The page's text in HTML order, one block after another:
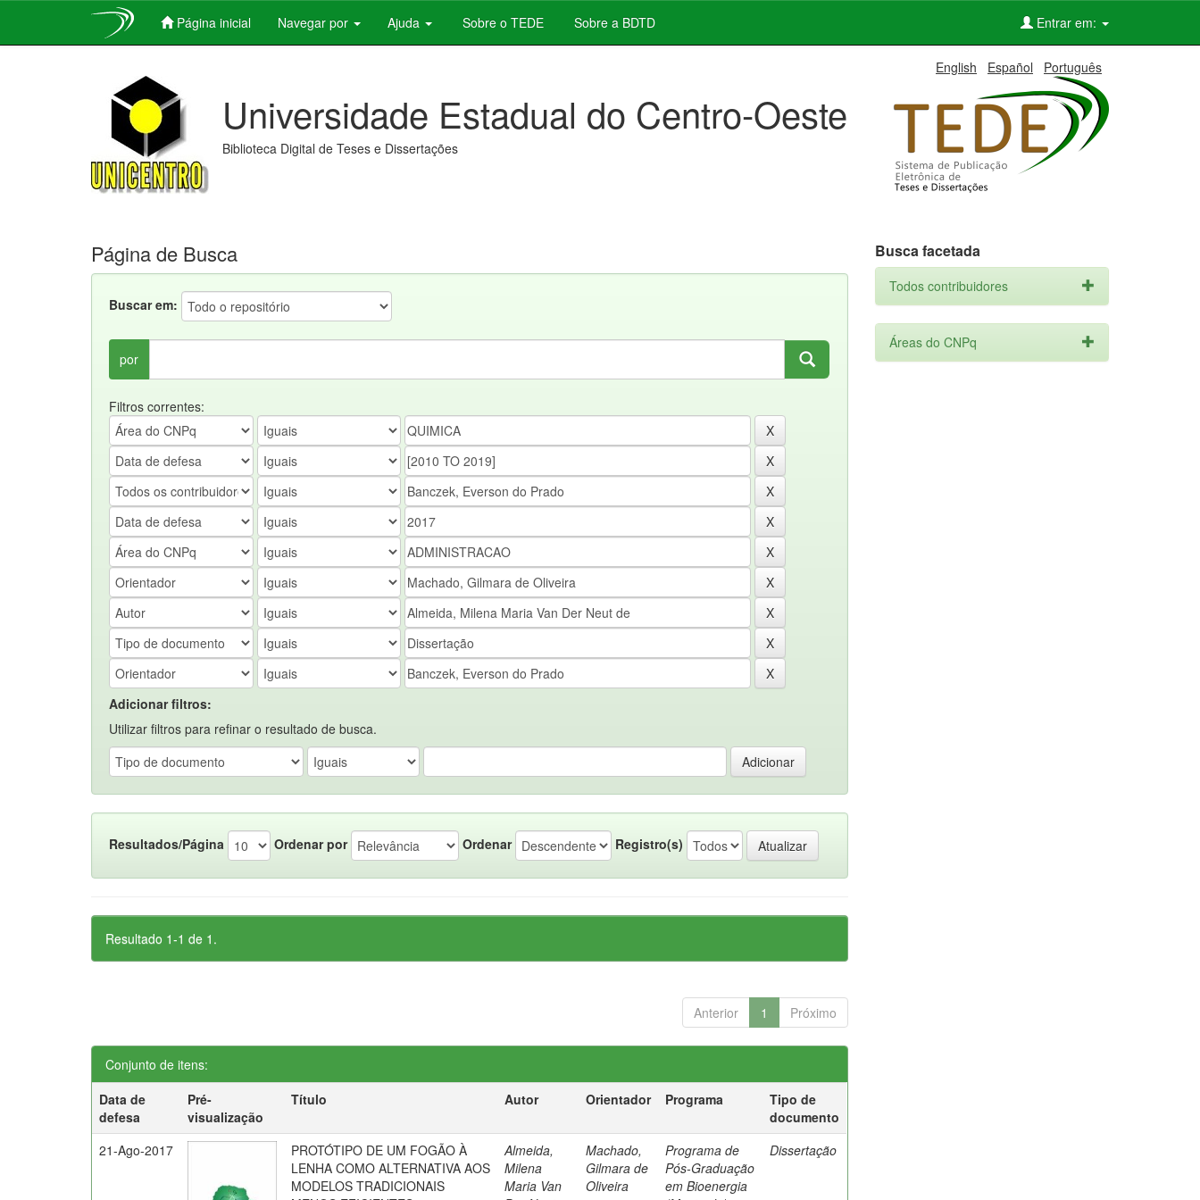
Página inicial Navegar por Ajuda Sobre o TEDE Sobre a BDTD Entrar em:
English Español Português
Universidade Estadual do Centro-Oeste
Biblioteca Digital de Teses e Dissertações
Página de Busca
Buscar em:
por
Filtros correntes:
Adicionar filtros:
Utilizar filtros para refinar o resultado de busca.
Resultados/Página Ordenar por Ordenar Registro(s)
Resultado 1-1 de 1.
Anterior 1 Próximo
Conjunto de itens:
Data de
defesa
Pré-
visualização
Título Autor Orientador Programa
Tipo de
documento
21-Ago-2017
PROTÓTIPO DE UM FOGÃO À
LENHA COMO ALTERNATIVA AOS
MODELOS TRADICIONAIS
Almeida,
Milena
Maria Van
Machado,
Gilmara de
Oliveira
Programa de
Pós-Graduação
em Bioenergia
Dissertação
Busca facetada
Todos contribuidores
Áreas do CNPq